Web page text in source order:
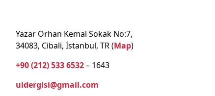
Yazar Orhan Kemal Sokak No:7,
34083, Cibali, İstanbul, TR (Map)
+90 (212) 533 6532– 1643
uidergisi@gmail.com